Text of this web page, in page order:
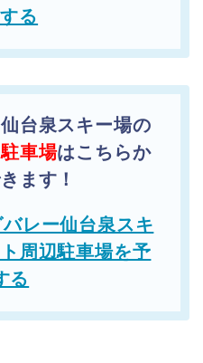
る
台泉スキー場の
駐車場はこちらか
ます！
レー仙台泉スキ
周辺駐車場を予
る